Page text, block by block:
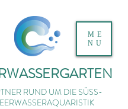
RUND UM DIE SÜSS-
ME
NU